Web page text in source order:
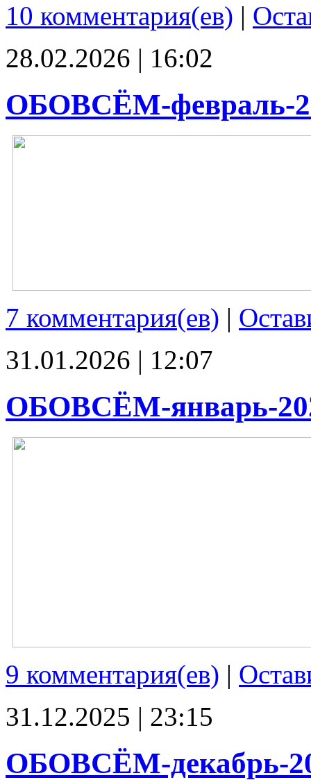
10 комментария(ев) |
28.02.2026 | 16:02
ОБОВСЁМ-февраль-
7 комментария(ев) |
31.01.2026 | 12:07
ОБОВСЁМ-январь-
9 комментария(ев) |
31.12.2025 | 23:15
ОБОВСЁМ-декабрь-